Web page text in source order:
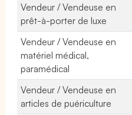
Vendeur / Vendeuse en
prêt-à-porter de luxe
Vendeur / Vendeuse en
matériel médical,
paramédical
Vendeur / Vendeuse en
articles de puériculture